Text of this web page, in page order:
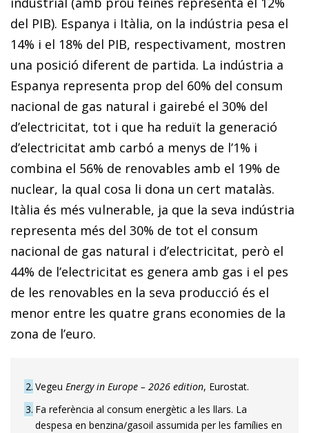
del PIB). Espanya i Itàlia, on la indústria pesa el
14% i el 18% del PIB, respectivament, mostren
una posició diferent de partida. La indústria a
Espanya representa prop del 60% del consum
nacional de gas natural i gairebé el 30% del
d’electricitat, tot i que ha reduït la generació
d’electricitat amb carbó a menys de l’1% i
combina el 56% de renovables amb el 19% de
nuclear, la qual cosa li dona un cert matalàs.
Itàlia és més vulnerable, ja que la seva indústria
representa més del 30% de tot el consum
nacional de gas natural i d’electricitat, però el
44% de l’electricitat es genera amb gas i el pes
de les renovables en la seva producció és el
menor entre les quatre grans economies de la
zona de l’euro.
2 Vegeu Energy in Europe – 2026 edition, Eurostat.
3 Fa referència al consum energètic a les llars. La
despesa en benzina/gasoil assumida per les famílies en